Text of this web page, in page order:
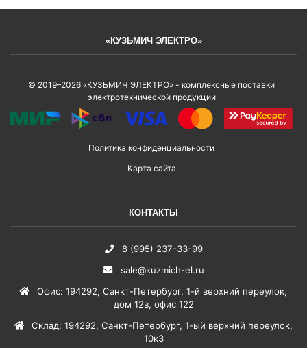
«КУЗЬМИЧ ЭЛЕКТРО»
© 2019–2026 «КУЗЬМИЧ ЭЛЕКТРО» - комплексные поставки
электротехнической продукции
Политика конфиденциальности
Карта сайта
КОНТАКТЫ
8 (995) 237-33-99
sale@kuzmich-el.ru
Офис: 194292, Санкт-Петербург, 1-й верхний переулок,
дом 12в, офис 122
Склад: 194292, Санкт-Петербург, 1-ый верхний переулок,
10к3